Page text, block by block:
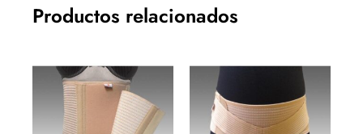
Productos relacionados